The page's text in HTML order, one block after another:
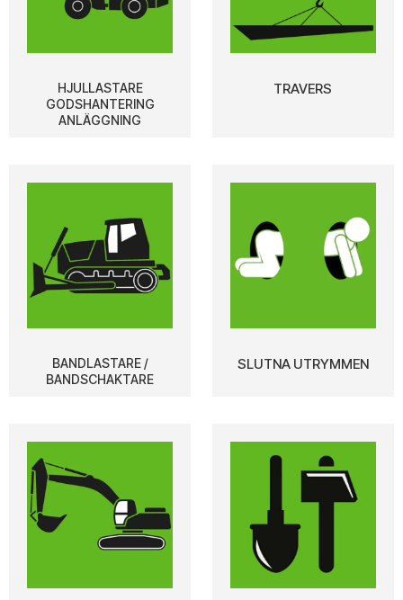
HJULLASTARE
GODSHANTERING
ANLÄGGNING
TRAVERS
BANDLASTARE /
BANDSCHAKTARE
SLUTNA UTRYMMEN